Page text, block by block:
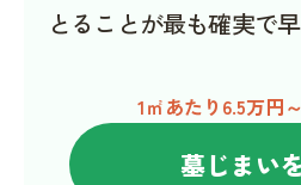
とることが最も確実で
1㎡あたり6.5万円
墓じまい